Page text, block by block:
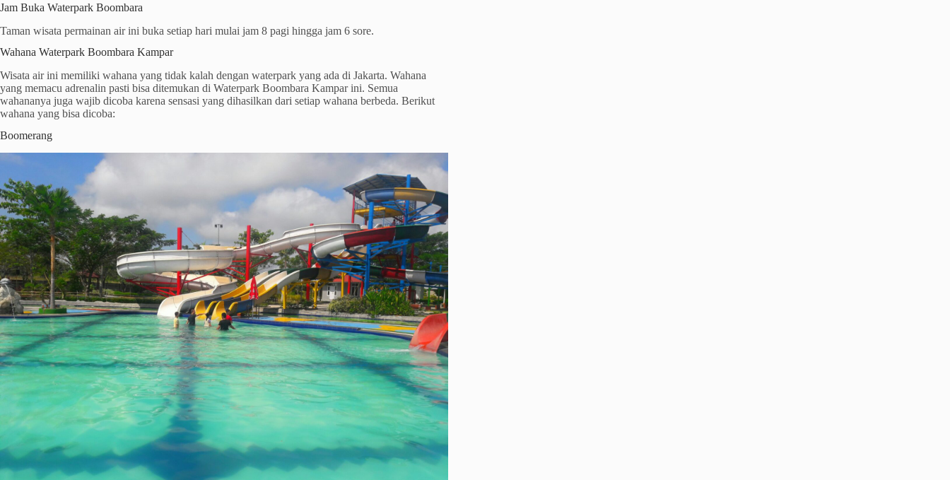
Jam Buka Waterpark Boombara
Taman wisata permainan air ini buka setiap hari mulai jam 8 pagi hingga jam 6 sore.
Wahana Waterpark Boombara Kampar
Wisata air ini memiliki wahana yang tidak kalah dengan waterpark yang ada di Jakarta. Wahana
yang memacu adrenalin pasti bisa ditemukan di Waterpark Boombara Kampar ini. Semua
wahananya juga wajib dicoba karena sensasi yang dihasilkan dari setiap wahana berbeda. Berikut
wahana yang bisa dicoba:
Boomerang